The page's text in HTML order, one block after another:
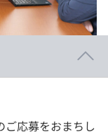
ご応募をおまちし